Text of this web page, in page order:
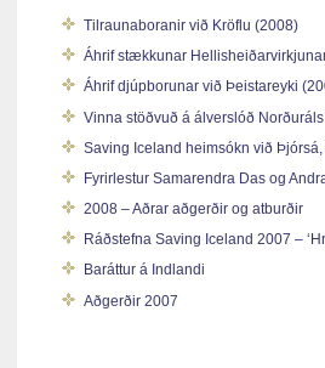
Tilraunaboranir við Kröflu (2008)
Áhrif stækkunar
Áhrif djúpborunar við Þeistareyki
Vinna stöðvuð á álverslóð
Saving Iceland heimsókn við
Fyrirlestur Samarendra Das og
2008 – Aðrar aðgerðir og atburðir
Ráðstefna Saving Iceland 2007 –
Baráttur á Indlandi
Aðgerðir 2007